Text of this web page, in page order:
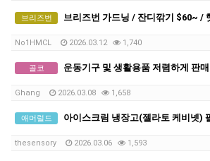
브리즈번 브리즈번 가드닝 / 잔디깎기 $60~ / 헷지트리
No1HMCL 2026.03.12 1,740
골코 운동기구 및 생활용품 저렴하게 판
Ghang 2026.03.08 1,658
애머럴드 아이스크림 냉장고(젤라토 케비넷)
thesensory 2026.03.06 1,593